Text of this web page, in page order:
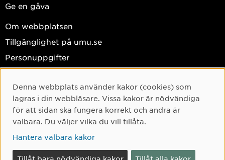
Ge en gåva
Om webbplatsen
Tillgänglighet på umu.se
Personuppgifter
Facebook
Instagram
TikTok
Youtube
LinkedIn
Cookie-samtycke
Denna webbplats använder kakor (cookies) som
lagras i din webbläsare. Vissa kakor är nödvändiga
för att sidan ska fungera korrekt och andra är
valbara. Du väljer vilka du vill tillåta.
Hantera valbara kakor